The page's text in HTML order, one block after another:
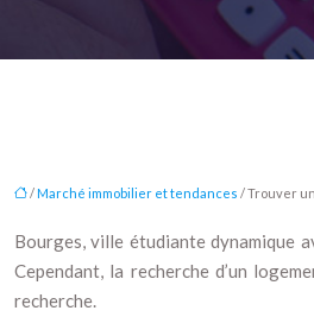
/Marché immobilier et tendances / Trouver
Bourges, ville étudiante dynamique
Cependant, la recherche d’un
recherche.